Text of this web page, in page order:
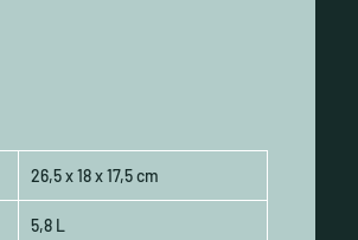
26,5 x 18 x 17,5 cm
5,8 L